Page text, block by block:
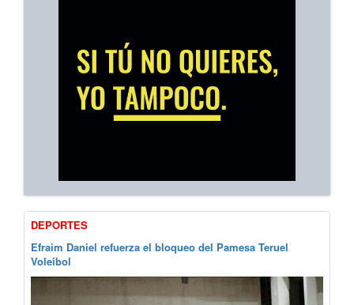
DEPORTES
Efraim Daniel refuerza el bloqueo del Pamesa Teruel
Voleibol